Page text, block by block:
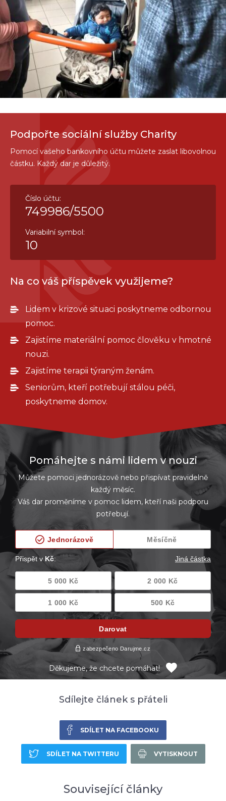
Podpořte sociální služby Charity
Pomocí vašeho bankovního účtu můžete zaslat libovolnou
částku. Každý dar je důležitý.
Číslo účtu:
749986/5500
Variabilní symbol:
10
Na co váš příspěvek využijeme?
Lidem v krizové situaci poskytneme odbornou
pomoc.
Zajistíme materiální pomoc člověku v hmotné
nouzi.
Zajistíme terapii týraným ženám.
Seniorům, kteří potřebují stálou péči,
poskytneme domov.
Pomáhejte s námi lidem v nouzi
Můžete pomoci jednorázově nebo přispívat pravidelně
každý měsíc.
Váš dar proměníme v pomoc lidem, kteří naši podporu
potřebují.
Děkujeme, že chcete pomáhat!
Sdílejte článek s přáteli
SDÍLET NA FACEBOOKU
SDÍLET NA TWITTERU VYTISKNOUT
Související články